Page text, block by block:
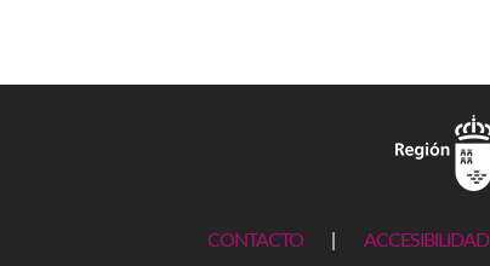
CONTACTO ACCESIBILIDAD